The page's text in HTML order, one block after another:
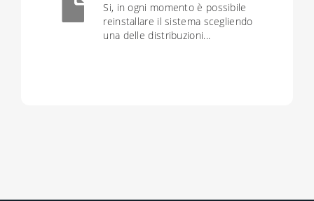
Si, in ogni momento è possibile
reinstallare il sistema scegliendo
una delle distribuzioni...